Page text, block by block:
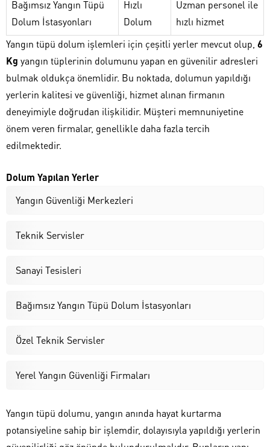
Bağımsız Yangın Tüpü
Dolum İstasyonları
Hızlı
Dolum
Uzman personel ile
hızlı hizmet
Yangın tüpü dolum işlemleri için çeşitli yerler mevcut olup, 6
Kg yangın tüplerinin dolumunu yapan en güvenilir adresleri
bulmak oldukça önemlidir. Bu noktada, dolumun yapıldığı
yerlerin kalitesi ve güvenliği, hizmet alınan firmanın
deneyimiyle doğrudan ilişkilidir. Müşteri memnuniyetine
önem veren firmalar, genellikle daha fazla tercih
edilmektedir.
Dolum Yapılan Yerler
Yangın Güvenliği Merkezleri
Teknik Servisler
Sanayi Tesisleri
Bağımsız Yangın Tüpü Dolum İstasyonları
Özel Teknik Servisler
Yerel Yangın Güvenliği Firmaları
Yangın tüpü dolumu, yangın anında hayat kurtarma
potansiyeline sahip bir işlemdir, dolayısıyla yapıldığı yerlerin